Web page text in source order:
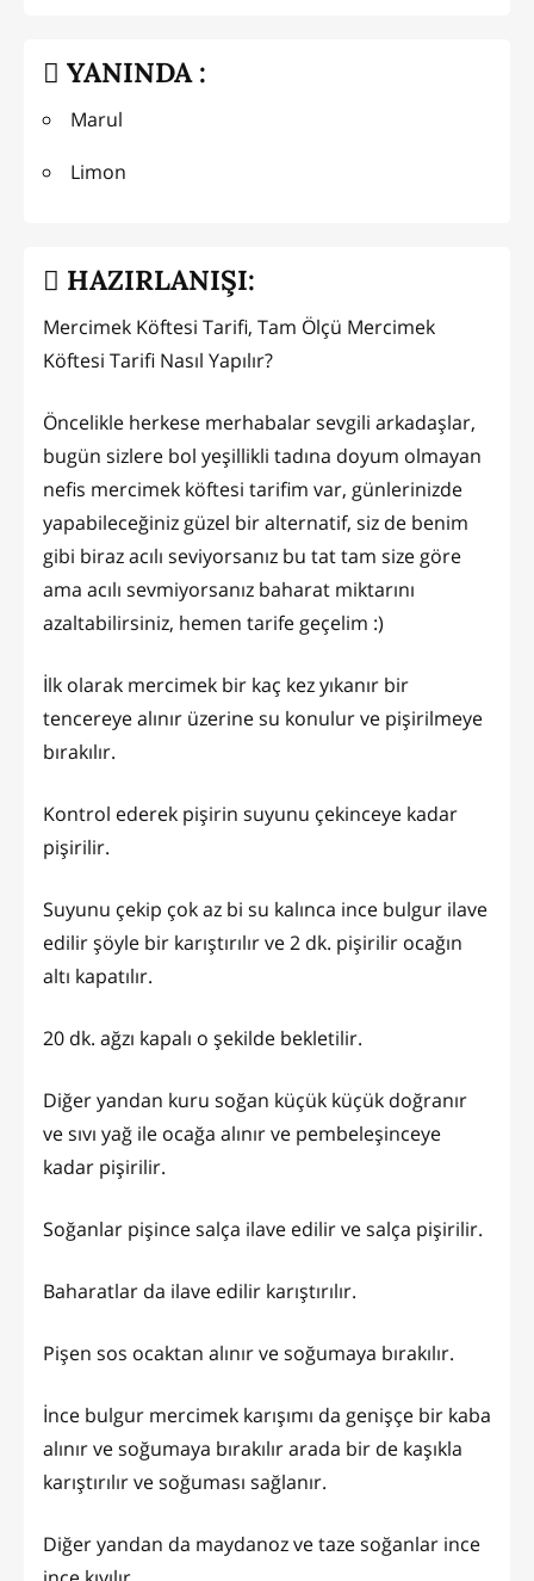
YANINDA :
Marul
Limon
HAZIRLANIŞI:
Mercimek Köftesi Tarifi, Tam Ölçü Mercimek
Köftesi Tarifi Nasıl Yapılır?
Öncelikle herkese merhabalar sevgili arkadaşlar,
bugün sizlere bol yeşillikli tadına doyum olmayan
nefis mercimek köftesi tarifim var, günlerinizde
yapabileceğiniz güzel bir alternatif, siz de benim
gibi biraz acılı seviyorsanız bu tat tam size göre
ama acılı sevmiyorsanız baharat miktarını
azaltabilirsiniz, hemen tarife geçelim :)
İlk olarak mercimek bir kaç kez yıkanır bir
tencereye alınır üzerine su konulur ve pişirilmeye
bırakılır.
Kontrol ederek pişirin suyunu çekinceye kadar
pişirilir.
Suyunu çekip çok az bi su kalınca ince bulgur ilave
edilir şöyle bir karıştırılır ve 2 dk. pişirilir ocağın
altı kapatılır.
20 dk. ağzı kapalı o şekilde bekletilir.
Diğer yandan kuru soğan küçük küçük doğranır
ve sıvı yağ ile ocağa alınır ve pembeleşinceye
kadar pişirilir.
Soğanlar pişince salça ilave edilir ve salça pişirilir.
Baharatlar da ilave edilir karıştırılır.
Pişen sos ocaktan alınır ve soğumaya bırakılır.
İnce bulgur mercimek karışımı da genişçe bir kaba
alınır ve soğumaya bırakılır arada bir de kaşıkla
karıştırılır ve soğuması sağlanır.
Diğer yandan da maydanoz ve taze soğanlar ince